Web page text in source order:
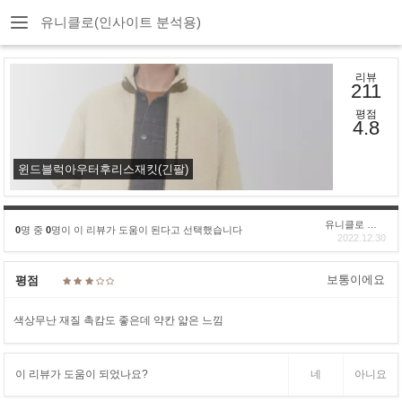
유니클로(인사이트 분석용)
윈드블럭아우터후리스재킷(긴팔)
리뷰
211
평점
4.8
0명 중 0명이 이 리뷰가 도움이 된다고 선택했습니다
2022.12.30
평점 보통이에요
색상무난 재질 촉캄도 좋은데 약칸 얇은 느낌
이 리뷰가 도움이 되었나요? 네 아니요